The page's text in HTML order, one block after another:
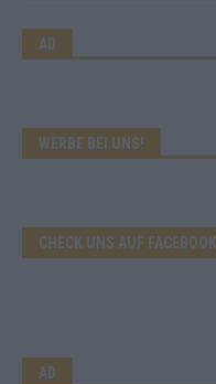
AD
WERBE BEI UNS!
CHECK UNS AUF FACEBOOK
AD